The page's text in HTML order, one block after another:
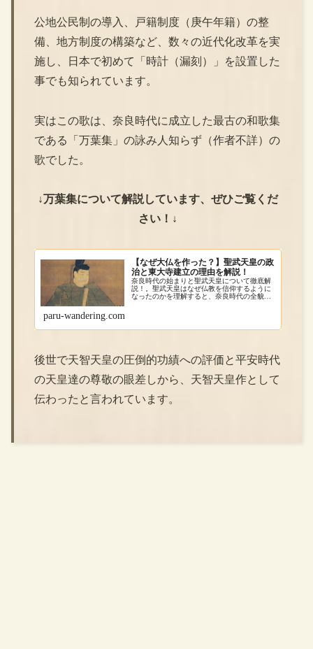
公地公民制の導入、戸籍制度（庚午年籍）の整
備、地方制度の構築など、数々の近代化改革を実
施し、日本で初めて「時計（漏刻）」を設置した
事でも知られています。
実はこの歌は、奈良時代に成立した最古の和歌集
である「万葉集」の詠み人知らず（作者不詳）の
歌でした。
↓万葉集について解説しています、ぜひご覧くだ
さい！↓
【なぜ大仏を作った？】聖武天皇の政
治と東大寺建立の理由を解説！
奈良時代の始まりと聖武天皇について徹底解
説！。聖武天皇はなぜ仏教を信仰するように
なったのかを理解すると、奈良時代の全貌が
paru-wandering.com
後世で天智天皇の圧倒的功績への評価と平安時代
の天皇達の尊敬の眼差しから、天智天皇作として
伝わったと言われています。